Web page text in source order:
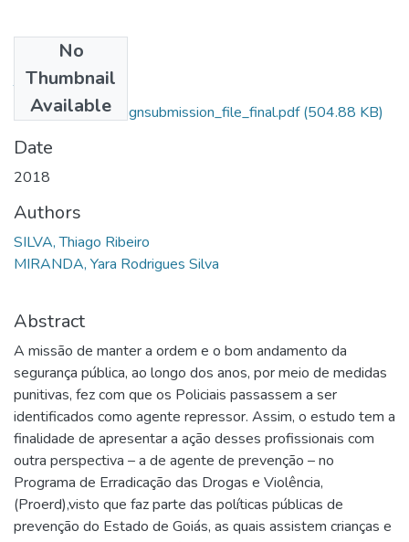
No
Thumbnail
Available
Thiago Ribeiro Da
Silva_14595_assignsubmission_file_final.pdf(504.88 KB)
Date
2018
Authors
SILVA, Thiago Ribeiro
MIRANDA, Yara Rodrigues Silva
Abstract
A missão de manter a ordem e o bom andamento da
segurança pública, ao longo dos anos, por meio de medidas
punitivas, fez com que os Policiais passassem a ser
identificados como agente repressor. Assim, o estudo tem a
finalidade de apresentar a ação desses profissionais com
outra perspectiva – a de agente de prevenção – no
Programa de Erradicação das Drogas e Violência,
(Proerd),visto que faz parte das políticas públicas de
prevenção do Estado de Goiás, as quais assistem crianças e